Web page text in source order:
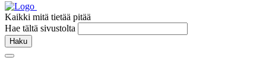
Kaikki mitä tietää pitää
Hae tältä sivustolta
Haku